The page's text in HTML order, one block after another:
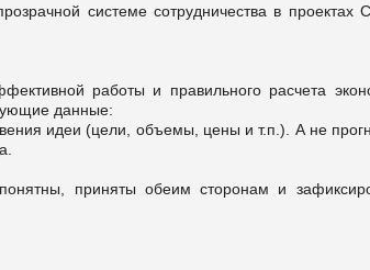
системе сотрудничества в проектах
работы и правильного расчета
данные:
идеи (цели, объемы, цены и т.п.). А не
приняты обеим сторонам и